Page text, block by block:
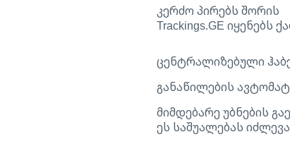
კერძო პირებს შორის
Trackings.GE იყენებს
ცენტრალიზებული
განაწილების
მიმდებარე უბნების
ეს საშუალებას